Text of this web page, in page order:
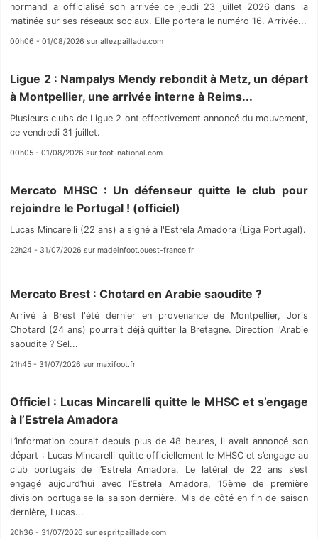
normand a officialisé son arrivée ce jeudi 23 juillet 2026 dans la
matinée sur ses réseaux sociaux. Elle portera le numéro 16. Arrivée...
00h06 - 01/08/2026 sur allezpaillade.com
Ligue 2 : Nampalys Mendy rebondit à Metz, un départ
à Montpellier, une arrivée interne à Reims...
Plusieurs clubs de Ligue 2 ont effectivement annoncé du mouvement,
ce vendredi 31 juillet.
00h05 - 01/08/2026 sur foot-national.com
Mercato MHSC : Un défenseur quitte le club pour
rejoindre le Portugal ! (officiel)
Lucas Mincarelli (22 ans) a signé à l'Estrela Amadora (Liga Portugal).
22h24 - 31/07/2026 sur madeinfoot.ouest-france.fr
Mercato Brest : Chotard en Arabie saoudite ?
Arrivé à Brest l'été dernier en provenance de Montpellier, Joris
Chotard (24 ans) pourrait déjà quitter la Bretagne. Direction l'Arabie
saoudite ? Sel...
21h45 - 31/07/2026 sur maxifoot.fr
Officiel : Lucas Mincarelli quitte le MHSC et s’engage
à l’Estrela Amadora
L’information courait depuis plus de 48 heures, il avait annoncé son
départ : Lucas Mincarelli quitte officiellement le MHSC et s’engage au
club portugais de l’Estrela Amadora. Le latéral de 22 ans s’est
engagé aujourd’hui avec l’Estrela Amadora, 15ème de première
division portugaise la saison dernière. Mis de côté en fin de saison
dernière, Lucas...
20h36 - 31/07/2026 sur espritpaillade.com